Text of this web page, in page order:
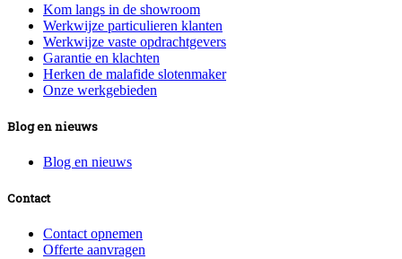
Kom langs in de showroom
Werkwijze particulieren klanten
Werkwijze vaste opdrachtgevers
Garantie en klachten
Herken de malafide slotenmaker
Onze werkgebieden
Blog en nieuws
Blog en nieuws
Contact
Contact opnemen
Offerte aanvragen